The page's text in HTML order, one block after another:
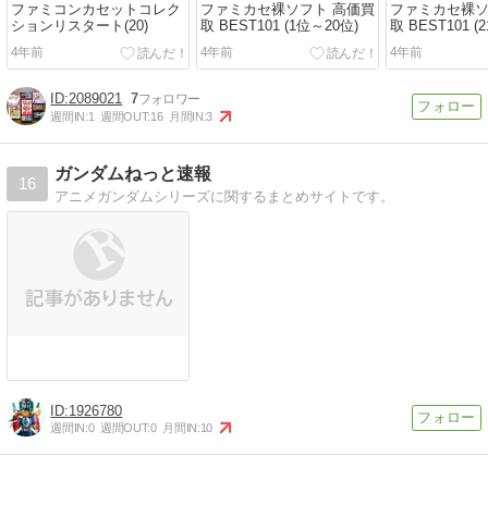
ファミコンカセットコレク
ションリスタート(20)
4年前
ファミカセ裸ソフト 高価買
取 BEST101 (1位～20位)
4年前
ファミカセ裸
取 BEST101
4年前
2089021 7
週間IN:1 週間OUT:16 月間IN:3
16
ガンダムねっと速報
アニメガンダムシリーズに関するまとめサイトです。
1926780
週間IN:0 週間OUT:0 月間IN:10